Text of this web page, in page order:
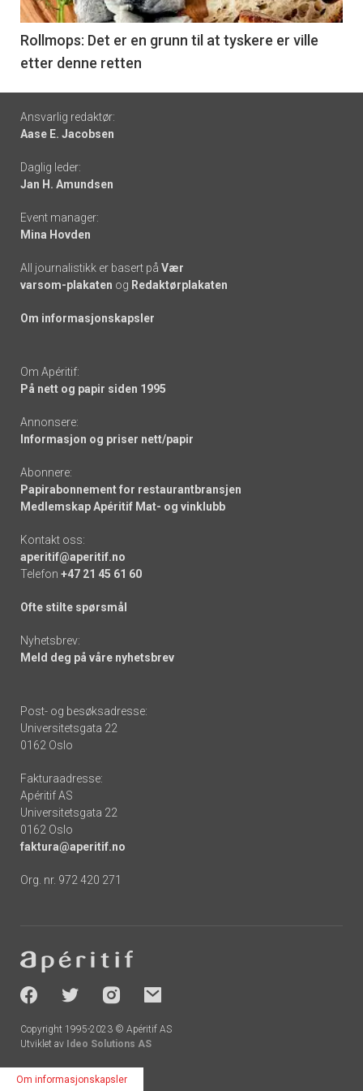
-
6
Rollmops: Det er en grunn til at tyskere er ville
etter denne retten
Footer
-
links
Ansvarlig redaktør:
Aase E. Jacobsen
Daglig leder:
Jan H. Amundsen
Event manager:
Mina Hovden
All journalistikk er basert på Vær
varsom-plakaten og Redaktørplakaten
Om informasjonskapsler
Om Apéritif:
På nett og papir siden 1995
Annonsere:
Informasjon og priser nett/papir
Abonnere:
Papirabonnement for restaurantbransjen
Medlemskap Apéritif Mat- og vinklubb
Kontakt oss:
aperitif@aperitif.no
Telefon +47 21 45 61 60
Ofte stilte spørsmål
Nyhetsbrev:
Meld deg på våre nyhetsbrev
Post- og besøksadresse:
Universitetsgata 22
0162 Oslo
Fakturaadresse:
Apéritif AS
Universitetsgata 22
0162 Oslo
faktura@aperitif.no
Org. nr. 972 420 271
-
socials
Copyright 1995-2023 © Apéritif AS
Utviklet av Ideo Solutions AS
Om informasjonskapsler